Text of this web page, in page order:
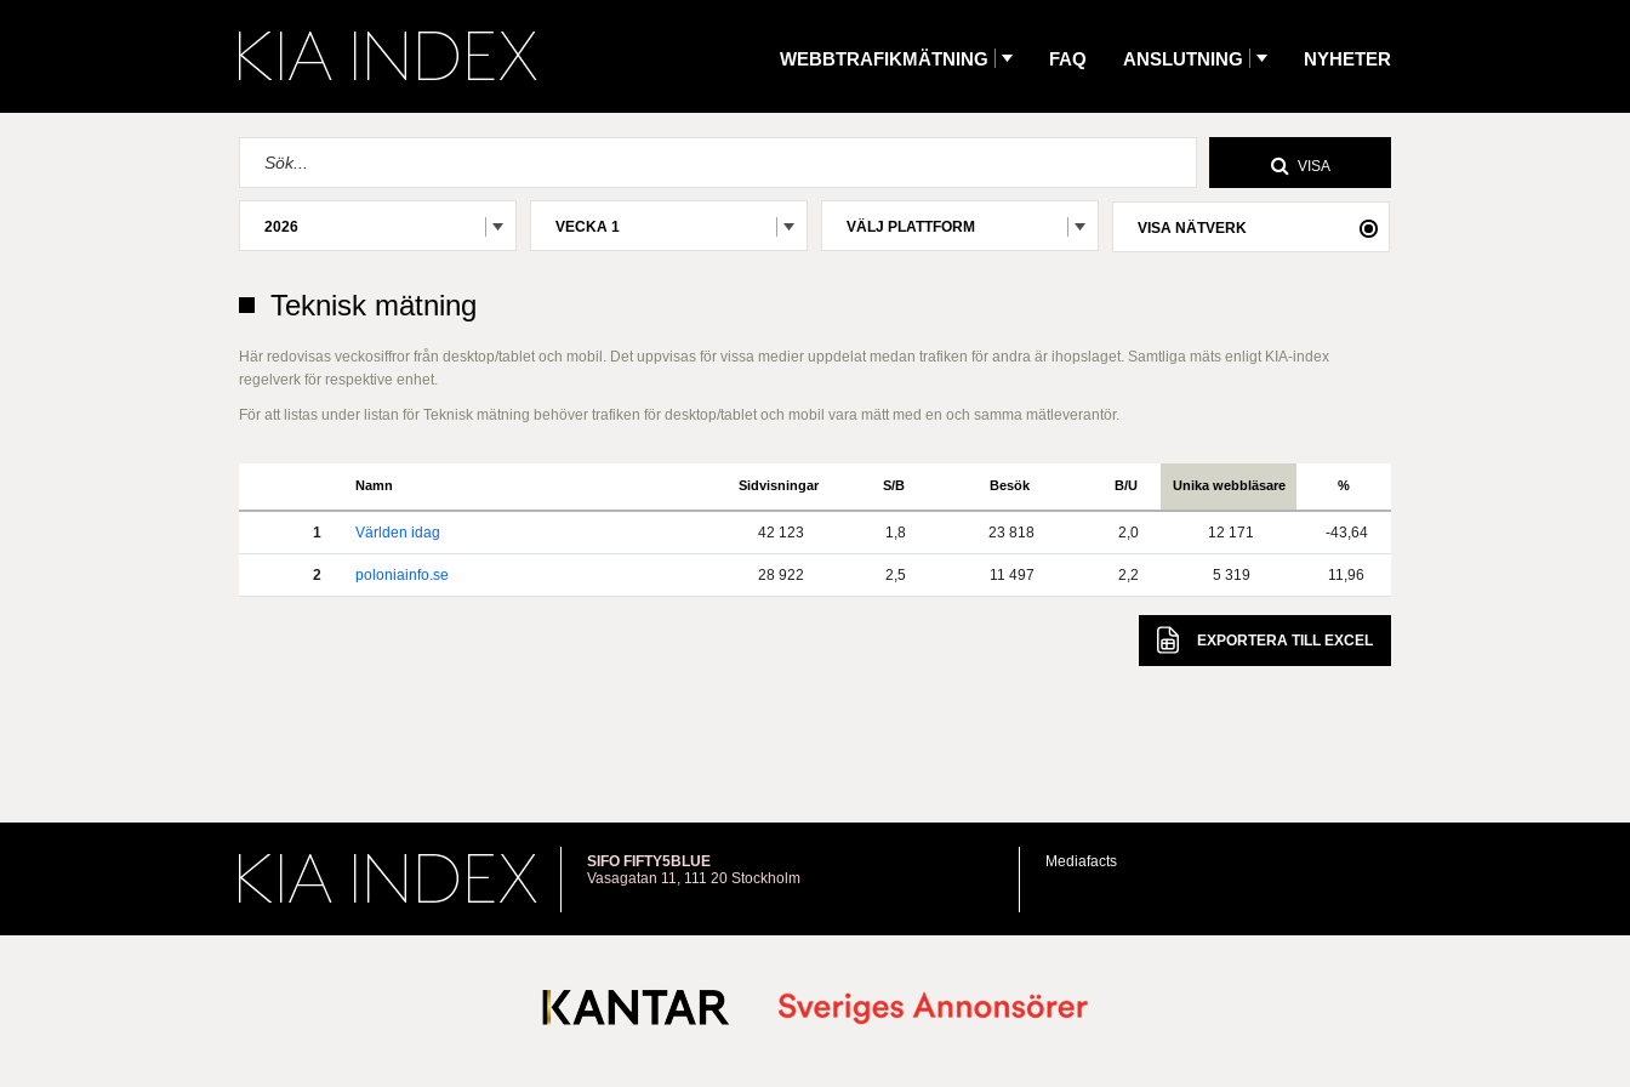
WEBBTRAFIKMÄTNING FAQ ANSLUTNING NYHETER
VISA
2026 VECKA 1 VÄLJ PLATTFORM VISA NÄTVERK
Teknisk mätning
Här redovisas veckosiffror från desktop/tablet och mobil. Det uppvisas för vissa medier uppdelat medan trafiken för andra är ihopslaget. Samtliga mäts enligt KIA-index
regelverk för respektive enhet.
För att listas under listan för Teknisk mätning behöver trafiken för desktop/tablet och mobil vara mätt med en och samma mätleverantör.
Namn Sidvisningar S/B Besök B/U Unika webbläsare %
1 Världen idag 42 123 1,8 23 818 2,0 12 171 -43,64
2 poloniainfo.se 28 922 2,5 11 497 2,2 5 319 11,96
EXPORTERA TILL EXCEL
SIFO FIFTY5BLUE
Vasagatan 11, 111 20 Stockholm
Mediafacts